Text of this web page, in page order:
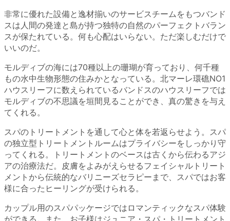
非常に優れた設備と逸材揃いのサービスチームをもつバンド
スは人間の発達と島が持つ独特の自然のパーフェクトバラン
スが保たれている。何も心配はいらない。ただ楽しむだけで
いいのだ。
モルディブの海には70種以上の珊瑚が育っており、何千種
もの水中生物形態の住みかとなっている。北マーレ環礁NO1
ハウスリーフに数えられているバンドスのハウスリーフでは
モルディブの不思議を垣間見ることができ、真の驚きを与え
てくれる。
スパのトリートメントを通して心と体を若返らせよう。スパ
の独立型トリートメントルームはプライバシーをしっかり守
ってくれる。トリートメントのベースは古くから伝わるアジ
アの治療法だ。皮膚をよみがえらせるフェイシャルトリート
メントから伝統的なバリニーズセラピーまで、スパではお客
様に合ったヒーリングが受けられる。
カップル用のスパパッケージではロマンティックなスパ体験
ができる。また、お子様はジュニア・スパ・トリートメント